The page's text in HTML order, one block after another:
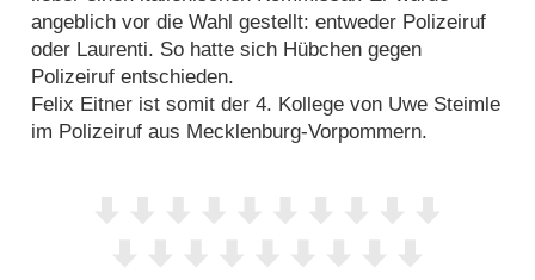
angeblich vor die Wahl gestellt: entweder Polizeiruf
oder Laurenti. So hatte sich Hübchen gegen
Polizeiruf entschieden.
Felix Eitner ist somit der 4. Kollege von Uwe Steimle
im Polizeiruf aus Mecklenburg-Vorpommern.